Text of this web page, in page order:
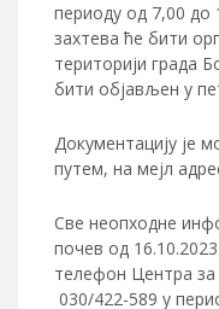
периоду од 7,00
захтева ће бити
територији града
бити објављен у
Документацију је
путем, на мејл
Све неопходне
почев од
телефон Центра за
030/422-589 у